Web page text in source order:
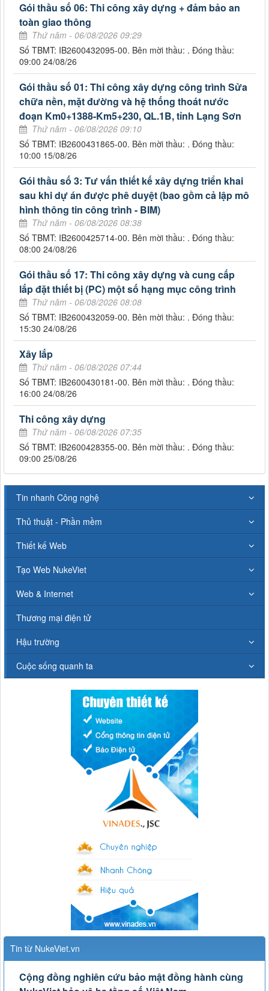
Gói thầu số 06: Thi công xây dựng + đảm bảo an
toàn giao thông
Thứ năm - 06/08/2026 09:29
Số TBMT: IB2600432095-00. Bên mời thầu: . Đóng thầu:
09:00 24/08/26
Gói thầu số 01: Thi công xây dựng công trình Sửa
chữa nền, mặt đường và hệ thống thoát nước
đoạn Km0+1388-Km5+230, QL.1B, tỉnh Lạng Sơn
Thứ năm - 06/08/2026 09:10
Số TBMT: IB2600431865-00. Bên mời thầu: . Đóng thầu:
10:00 15/08/26
Gói thầu số 3: Tư vấn thiết kế xây dựng triển khai
sau khi dự án được phê duyệt (bao gồm cả lập mô
hình thông tin công trình - BIM)
Thứ năm - 06/08/2026 08:38
Số TBMT: IB2600425714-00. Bên mời thầu: . Đóng thầu:
08:00 24/08/26
Gói thầu số 17: Thi công xây dựng và cung cấp
lắp đặt thiết bị (PC) một số hạng mục công trình
Thứ năm - 06/08/2026 08:08
Số TBMT: IB2600432059-00. Bên mời thầu: . Đóng thầu:
15:30 24/08/26
Xây lắp
Thứ năm - 06/08/2026 07:44
Số TBMT: IB2600430181-00. Bên mời thầu: . Đóng thầu:
16:00 24/08/26
Thi công xây dựng
Thứ năm - 06/08/2026 07:35
Số TBMT: IB2600428355-00. Bên mời thầu: . Đóng thầu:
09:00 25/08/26
Tin nhanh Công nghệ
Thủ thuật - Phần mềm
Thiết kế Web
Tạo Web NukeViet
Web & Internet
Thương mại điện tử
Hậu trường
Cuộc sống quanh ta
Tin từ NukeViet.vn
Cộng đồng nghiên cứu bảo mật đồng hành cùng